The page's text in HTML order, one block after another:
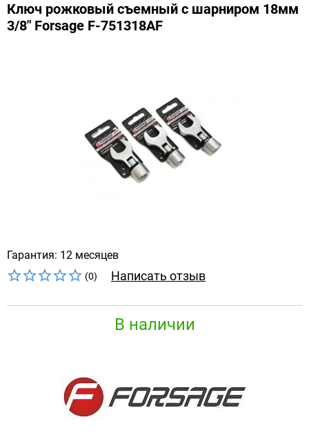
Ключ рожковый съемный с шарниром 18мм
3/8" Forsage F-751318AF
Гарантия: 12 месяцев
(0) Написать отзыв
В наличии